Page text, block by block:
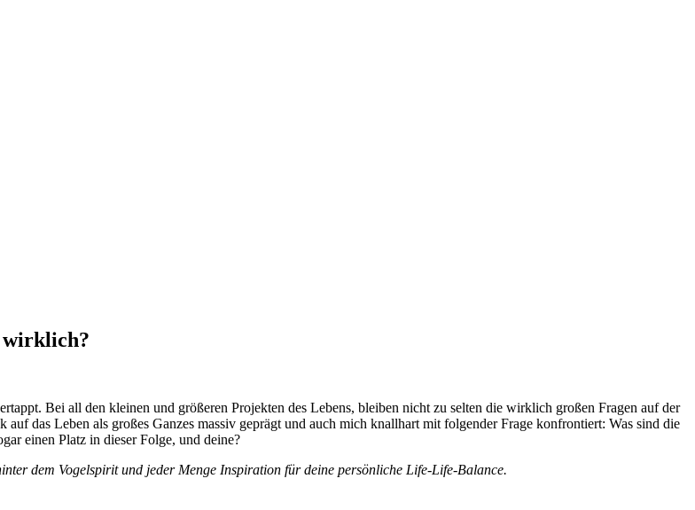
wirklich?
Bei all den kleinen und größeren Projekten des Lebens, bleiben nicht zu selten die wirklich großen Fragen auf der
das Leben als großes Ganzes massiv geprägt und auch mich knallhart mit folgender Frage konfrontiert: Was sind die
einen Platz in dieser Folge, und deine?
dem Vogelspirit und jeder Menge Inspiration für deine persönliche Life-Life-Balance.